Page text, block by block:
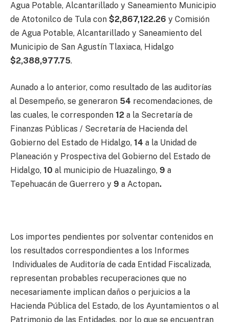
Agua Potable, Alcantarillado y Saneamiento Municipio
de Atotonilco de Tula con $2,867,122.26 y Comisión
de Agua Potable, Alcantarillado y Saneamiento del
Municipio de San Agustín Tlaxiaca, Hidalgo
$2,388,977.75.
Aunado a lo anterior, como resultado de las auditorías
al Desempeño, se generaron 54 recomendaciones, de
las cuales, le corresponden 12 a la Secretaría de
Finanzas Públicas / Secretaría de Hacienda del
Gobierno del Estado de Hidalgo, 14 a la Unidad de
Planeación y Prospectiva del Gobierno del Estado de
Hidalgo, 10 al municipio de Huazalingo, 9 a
Tepehuacán de Guerrero y 9 a Actopan.
Los importes pendientes por solventar contenidos en
los resultados correspondientes a los Informes
Individuales de Auditoría de cada Entidad Fiscalizada,
representan probables recuperaciones que no
necesariamente implican daños o perjuicios a la
Hacienda Pública del Estado, de los Ayuntamientos o al
Patrimonio de las Entidades, por lo que se encuentran